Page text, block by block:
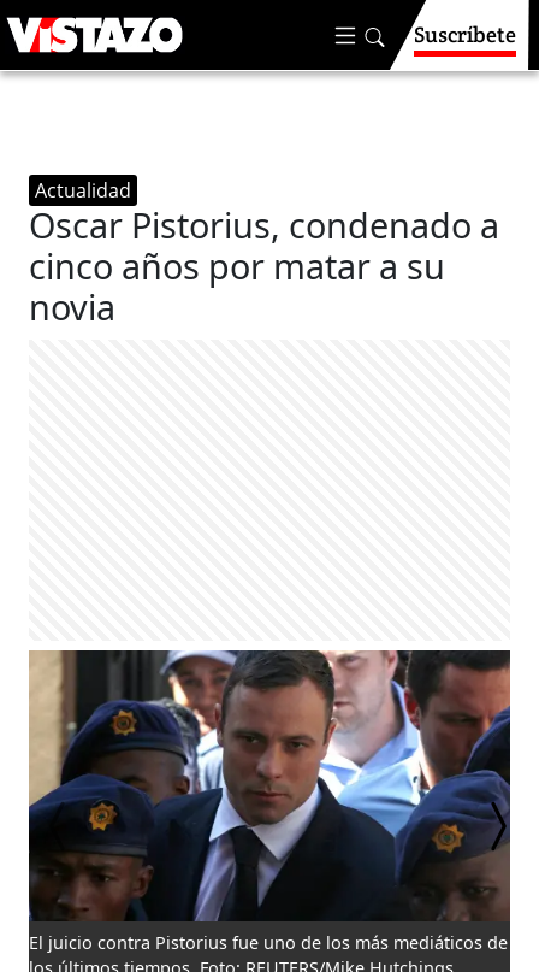
Suscríbete
Actualidad
Oscar Pistorius, condenado a
cinco años por matar a su
novia
El juicio contra Pistorius fue uno de los más mediáticos de